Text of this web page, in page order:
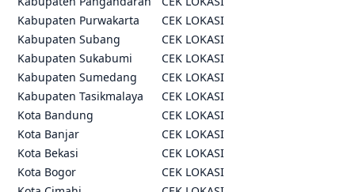
Kabupaten Purwakarta
CEK LOKASI
Kabupaten Subang
CEK LOKASI
Kabupaten Sukabumi
CEK LOKASI
Kabupaten Sumedang
CEK LOKASI
Kabupaten Tasikmalaya
CEK LOKASI
Kota Bandung
CEK LOKASI
Kota Banjar
CEK LOKASI
Kota Bekasi
CEK LOKASI
Kota Bogor
CEK LOKASI